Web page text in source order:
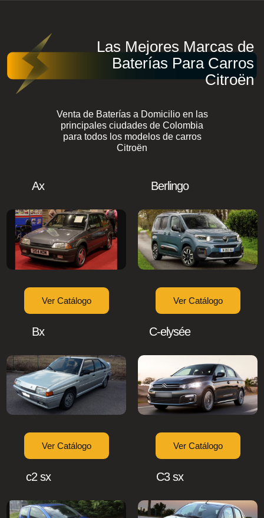
Las Mejores Marcas de
Baterías Para Carros
Citroën
Venta de Baterías a Domicilio en las
principales ciudades de Colombia
para todos los modelos de carros
Citroën
Ax
Ver Catálogo
Berlingo
Ver Catálogo
Bx
Ver Catálogo
C-elysée
Ver Catálogo
c2 sx C3 sx